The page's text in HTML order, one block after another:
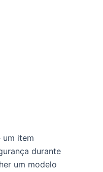
um item
durante
um modelo